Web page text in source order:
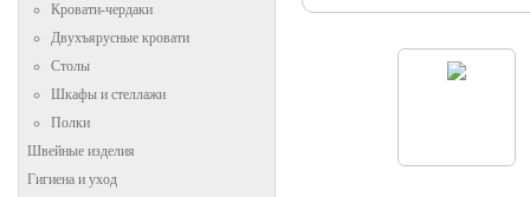
Кровати-чердаки
Двухъярусные кровати
Столы
Шкафы и стеллажи
Полки
Швейные изделия
Гигиена и уход